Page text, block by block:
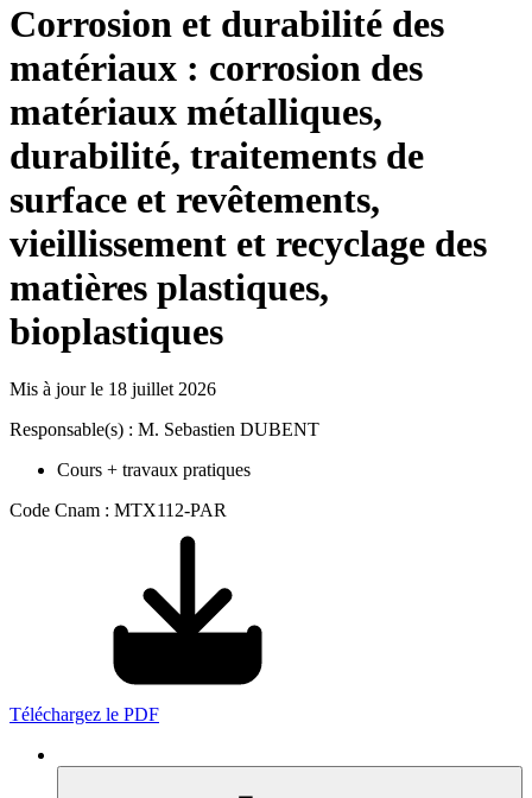
Corrosion et durabilité des
matériaux : corrosion des
matériaux métalliques,
durabilité, traitements de
surface et revêtements,
vieillissement et recyclage des
matières plastiques,
bioplastiques
Mis à jour le 18 juillet 2026
Responsable(s) : M. Sebastien DUBENT
Cours + travaux pratiques
Code Cnam : MTX112-PAR
Téléchargez le PDF